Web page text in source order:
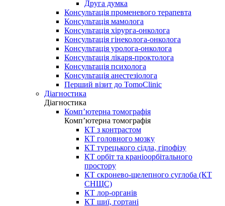
Друга думка
Консультація променевого терапевта
Консультація мамолога
Консультація хірурга-онколога
Консультація гінеколога-онколога
Консультація уролога-онколога
Консультація лікаря-проктолога
Консультація психолога
Консультація анестезіолога
Перший візит до TomoClinic
Діагностика
Діагностика
Комп’ютерна томографія
Комп’ютерна томографія
КТ з контрастом
КТ головного мозку
КТ турецького сідла, гіпофізу
КТ орбіт та краніоорбітального
простору
КТ скронево-щелепного суглоба (КТ
СНЩС)
КТ лор-органів
КТ шиї, гортані